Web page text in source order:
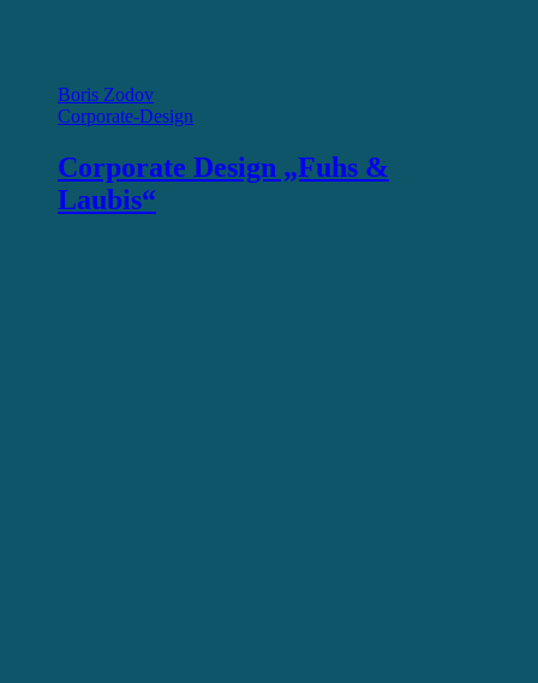
Boris Zodov
Corporate-Design
Corporate Design „Fuhs &
Laubis“